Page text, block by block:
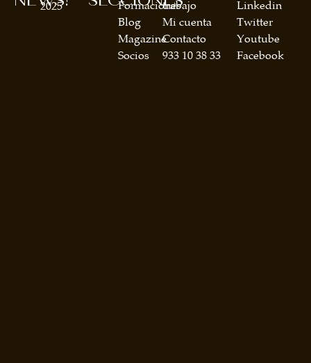
Formaciones
Blog
Magazine
Socios
trabajo
Mi cuenta
Contacto
933 10 38 33
2025
Linkedin
Twitter
Youtube
Facebook